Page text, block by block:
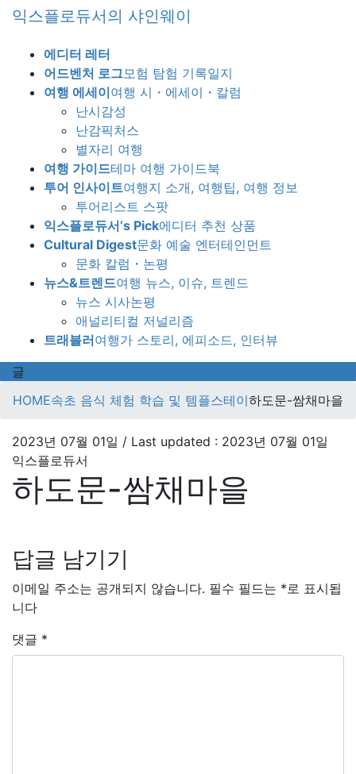
Skip
Skip
Navigation
익스플로듀서의 샤인웨이
에디터 레터
어드벤처 로그모험 탐험 기록일지
여행 에세이여행 시・에세이・칼럼
난시감성
난감픽처스
별자리 여행
여행 가이드테마 여행 가이드북
투어 인사이트여행지 소개, 여행팁, 여행 정보
투어리스트 스팟
익스플로듀서’s Pick에디터 추천 상품
Cultural Digest문화 예술 엔터테인먼트
문화 칼럼・논평
뉴스&트렌드여행 뉴스, 이슈, 트렌드
뉴스 시사논평
애널리티컬 저널리즘
트래블러여행가 스토리, 에피소드, 인터뷰
글
HOME속초 음식 체험 학습 및 템플스테이하도문-쌈채마을
2023년 07월 01일 / Last updated : 2023년 07월 01일
익스플로듀서
하도문-쌈채마을
답글 남기기
이메일 주소는 공개되지 않습니다. 필수 필드는 *로 표시됩
니다
댓글 *